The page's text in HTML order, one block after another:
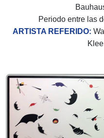
Periodo entre las
ARTISTA REFERIDO: